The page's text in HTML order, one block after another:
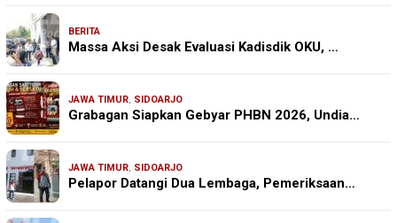
BERITA
Massa Aksi Desak Evaluasi Kadisdik OKU, …
JAWA TIMUR, SIDOARJO
Grabagan Siapkan Gebyar PHBN 2026, Undia…
JAWA TIMUR, SIDOARJO
Pelapor Datangi Dua Lembaga, Pemeriksaan…